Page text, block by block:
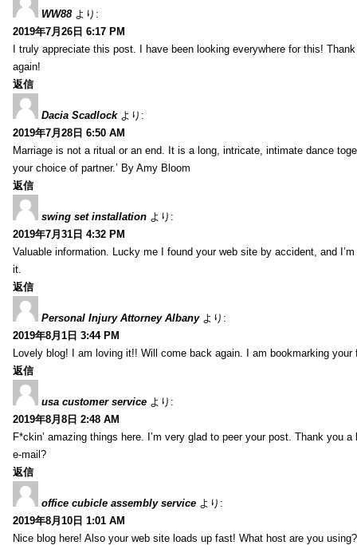
WW88 より:
2019年7月26日 6:17 PM
I truly appreciate this post. I have been looking everywhere for this!
again!
返信
Dacia Scadlock より:
2019年7月28日 6:50 AM
Marriage is not a ritual or an end. It is a long, intricate, intimate dance
your choice of partner.’ By Amy Bloom
返信
swing set installation より:
2019年7月31日 4:32 PM
Valuable information. Lucky me I found your web site by accident, and
it.
返信
Personal Injury Attorney Albany より:
2019年8月1日 3:44 PM
Lovely blog! I am loving it!! Will come back again. I am bookmarking your
返信
usa customer service より:
2019年8月8日 2:48 AM
F*ckin’ amazing things here. I’m very glad to peer your post. Thank you
e-mail?
返信
office cubicle assembly service より:
2019年8月10日 1:01 AM
Nice blog here! Also your web site loads up fast! What host are you